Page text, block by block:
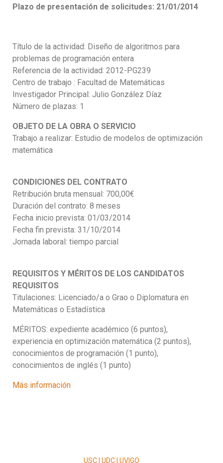
Plazo de presentación de solicitudes: 21/01/2014
Título de la actividad: Diseño de algoritmos para
problemas de programación entera
Referencia de la actividad: 2012-PG239
Centro de trabajo : Facultad de Matemáticas
Investigador Principal: Julio González Díaz
Número de plazas: 1
OBJETO DE LA OBRA O SERVICIO
Trabajo a realizar: Estudio de modelos de optimización
matemática
CONDICIONES DEL CONTRATO
Retribución bruta mensual: 700,00€
Duración del contrato: 8 meses
Fecha inicio prevista: 01/03/2014
Fecha fin prevista: 31/10/2014
Jornada laboral: tiempo parcial
REQUISITOS Y MÉRITOS DE LOS CANDIDATOS
REQUISITOS
Titulaciones: Licenciado/a o Grao o Diplomatura en
Matemáticas o Estadística
MÉRITOS: expediente académico (6 puntos),
experiencia en optimización matemática (2 puntos),
conocimientos de programación (1 punto),
conocimientos de inglés (1 punto)
Más información
USC | UDC | UVIGO